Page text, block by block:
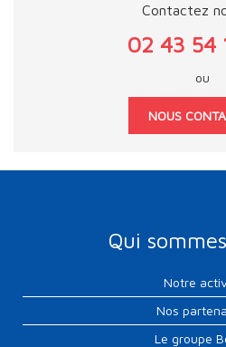
Contactez
02 43 54
ou
NOUS
Qui
Notre
Nos
Le groupe